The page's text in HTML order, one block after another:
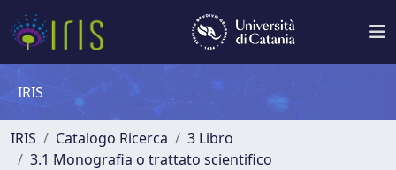
IRIS
IRIS Catalogo Ricerca
3 Libro
3.1 Monografia o trattato scientifico